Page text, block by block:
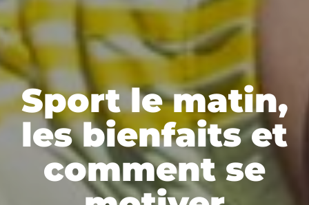
Sport le matin,
les bienfaits et
comment se